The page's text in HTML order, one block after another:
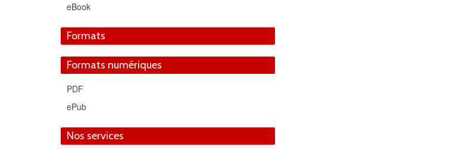
eBook
Formats
Formats numériques
PDF
ePub
Nos services